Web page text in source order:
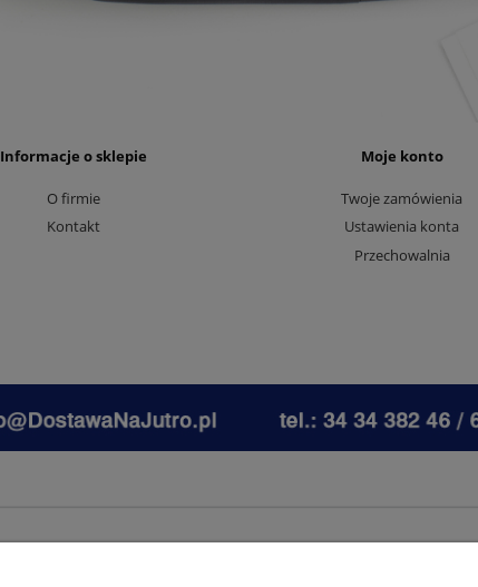
Informacje o sklepie
O firmie
Kontakt
Moje konto
Twoje zamówienia
Ustawienia konta
Przechowalnia